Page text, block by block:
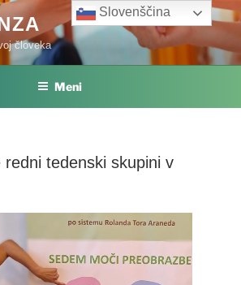
človeka
Meni
redni tedenski skupini v
Slovenščina